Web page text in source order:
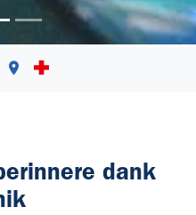
pausieren
dank